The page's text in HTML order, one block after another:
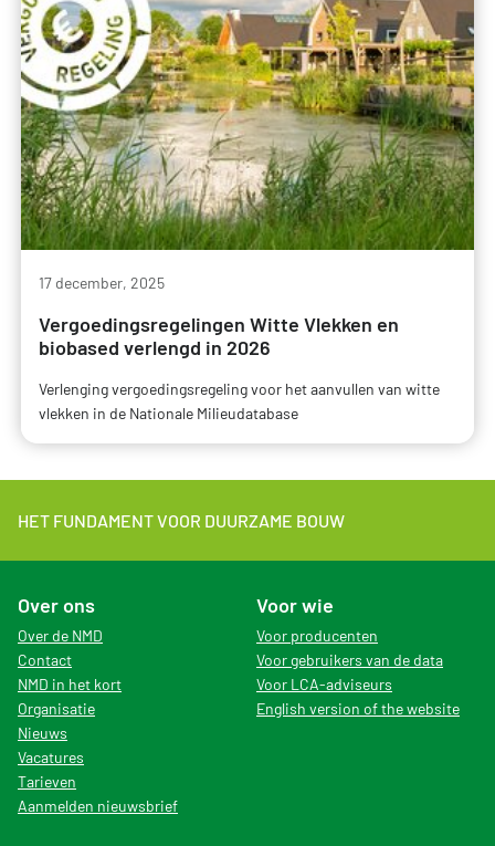
17 december, 2025
Vergoedingsregelingen Witte Vlekken en
biobased verlengd in 2026
Verlenging vergoedingsregeling voor het aanvullen van witte
vlekken in de Nationale Milieudatabase
HET FUNDAMENT VOOR DUURZAME BOUW
Over ons
Over de NMD
Contact
NMD in het kort
Organisatie
Nieuws
Vacatures
Tarieven
Aanmelden nieuwsbrief
Voor wie
Voor producenten
Voor gebruikers van de data
Voor LCA-adviseurs
English version of the website